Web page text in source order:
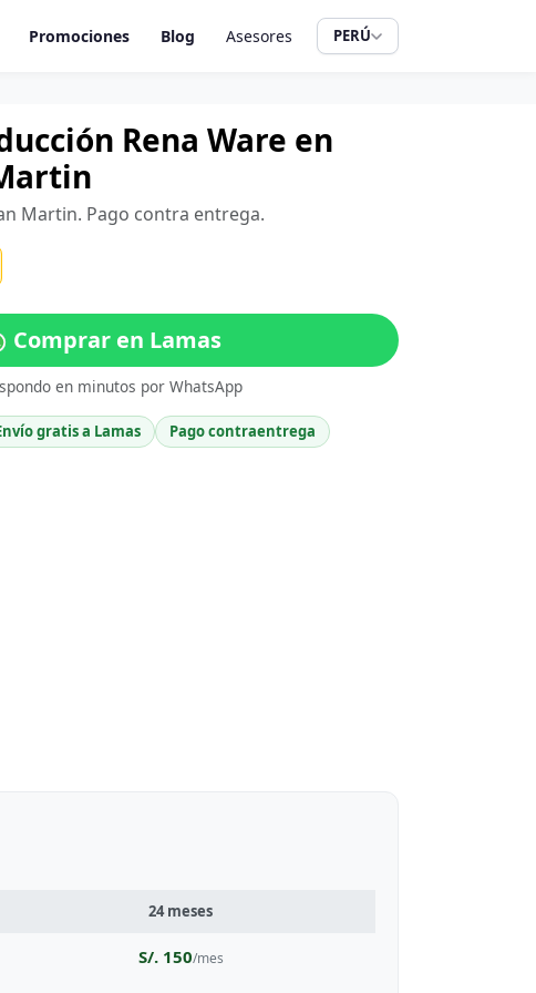
Promociones Blog Asesores PERÚ
Rena Ware en
Martin. Pago contra entrega.
Comprar en Lamas
en minutos por WhatsApp
gratis a Lamas Pago contraentrega
24 meses
S/. 150/mes